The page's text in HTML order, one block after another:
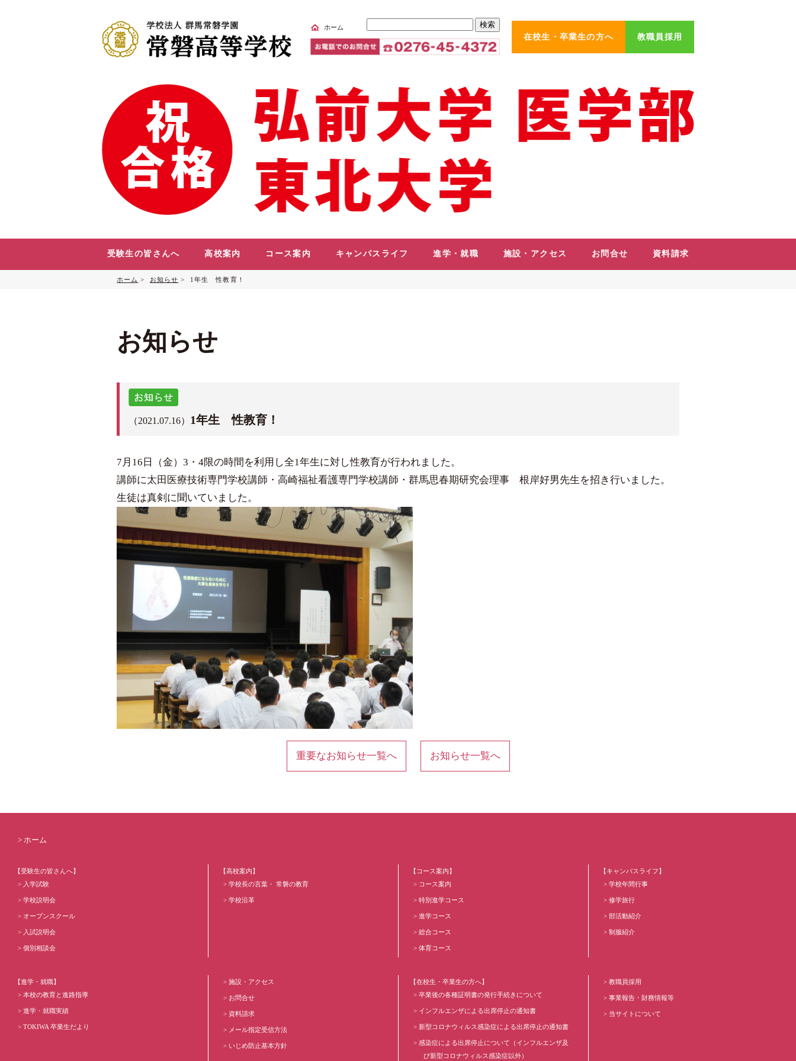
ホーム
ト
在校生・卒業生の方へ 教職員採用
受験生の皆さんへ 高校案内 コース案内 キャンパスライフ 進学・就職 施設・アクセス お問合せ 資料請求
ホーム > お知らせ > 1年生 性教育！
お知らせ
（2021.07.16） 1年生 性教育！
7月16日（金）3・4限の時間を利用し全1年生に対し性教育が行われました。
講師に太田医療技術専門学校講師・高崎福祉看護専門学校講師・群馬思春期研究会理事 根岸好男先生を招き行いました。
生徒は真剣に聞いていました。
重要なお知らせ一覧へ お知らせ一覧へ
ホーム
【受験生の皆さんへ】
入学試験
学校説明会
オープンスクール
入試説明会
個別相談会
【高校案内】
学校長の言葉・ 常磐の教育
学校沿革
【コース案内】
コース案内
特別進学コース
進学コース
総合コース
体育コース
【キャンパスライフ】
学校年間行事
修学旅行
部活動紹介
制服紹介
【進学・就職】
本校の教育と進路指導
進学・就職実績
TOKIWA 卒業生だより
施設・アクセス
お問合せ
資料請求
メール指定受信方法
いじめ防止基本方針
【在校生・卒業生の方へ】
卒業後の各種証明書の発行手続きについて
インフルエンザによる出席停止の通知書
新型コロナウィルス感染症による出席停止の通知書
感染症による出席停止について（インフルエンザ及
び新型コロナウィルス感染症以外）
教職員採用
事業報告・財務情報等
当サイトについて